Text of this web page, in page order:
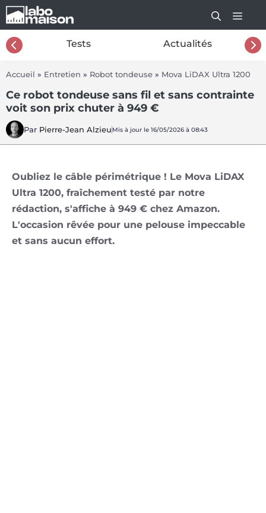
Aller
au
contenu
Tests Actualités
Accueil » Entretien » Robot tondeuse » Mova LiDAX Ultra 1200
Ce robot tondeuse sans fil et sans contrainte
voit son prix chuter à 949 €
Par Pierre-Jean Alzieu Mis à jour le 16/05/2026 à 08:43
Oubliez le câble périmétrique ! Le Mova LiDAX
Ultra 1200, fraîchement testé par notre
rédaction, s'affiche à 949 € chez Amazon.
L'occasion rêvée pour une pelouse impeccable
et sans aucun effort.